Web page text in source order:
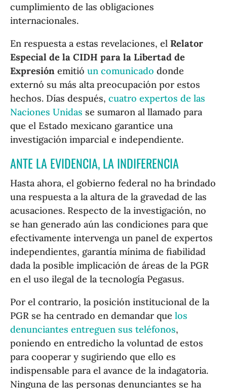
cumplimiento de las obligaciones
internacionales.
En respuesta a estas revelaciones, el Relator
Especial de la CIDH para la Libertad de
Expresión emitióun comunicado donde
externó su más alta preocupación por estos
hechos. Días después,cuatro expertos de las
Naciones Unidas se sumaron al llamado para
que el Estado mexicano garantice una
investigación imparcial e independiente.
ANTE LA EVIDENCIA, LA INDIFERENCIA
Hasta ahora, el gobierno federal no ha brindado
una respuesta a la altura de la gravedad de las
acusaciones. Respecto de la investigación, no
se han generado aún las condiciones para que
efectivamente intervenga un panel de expertos
independientes, garantía mínima de fiabilidad
dada la posible implicación de áreas de la PGR
en el uso ilegal de la tecnología Pegasus.
Por el contrario, la posición institucional de la
PGR se ha centrado en demandar quelos
denunciantes entreguen sus teléfonos,
poniendo en entredicho la voluntad de estos
para cooperar y sugiriendo que ello es
indispensable para el avance de la indagatoria.
Ninguna de las personas denunciantes se ha